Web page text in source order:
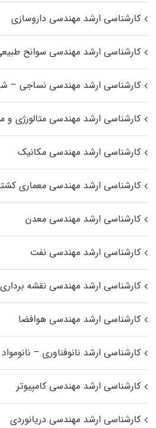
کارشناسی ارشد مهندسی داروسازی
کارشناسی ارشد مهندسی سوانح
کارشناسی ارشد مهندسی نساجی –
کارشناسی ارشد مهندسی متالورژی و
کارشناسی ارشد مهندسی مکانیک
کارشناسی ارشد مهندسی معماری
کارشناسی ارشد مهندسی معدن
کارشناسی ارشد مهندسی نفت
کارشناسی ارشد مهندسی نقشه برداری
کارشناسی ارشد مهندسی هوافضا
کارشناسی ارشد نانوفناوری – نانومواد
کارشناسی ارشد مهندسی کامپیوتر
کارشناسی ارشد مهندسی دریانوردی